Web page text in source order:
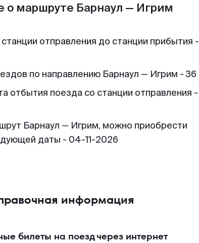
о маршруте Барнаул — Игрим
отправления до станции прибытия -
по направлению Барнаул — Игрим - 36
отбытия поезда со станции отправления -
Барнаул — Игрим, можно приобрести
даты - 04-11-2026
информация
билеты на поезд через интернет